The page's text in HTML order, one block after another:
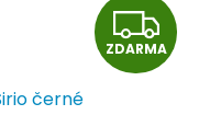
Z
D
ZDARMA
černé